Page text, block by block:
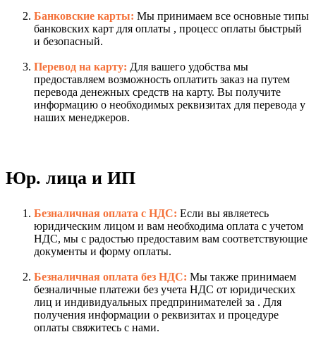
Банковские карты: Мы принимаем все основные типы
банковских карт для оплаты , процесс оплаты быстрый
и безопасный.
Перевод на карту: Для вашего удобства мы
предоставляем возможность оплатить заказ на путем
перевода денежных средств на карту. Вы получите
информацию о необходимых реквизитах для перевода у
наших менеджеров.
Юр. лица и ИП
Безналичная оплата с НДС: Если вы являетесь
юридическим лицом и вам необходима оплата с учетом
НДС, мы с радостью предоставим вам соответствующие
документы и форму оплаты.
Безналичная оплата без НДС: Мы также принимаем
безналичные платежи без учета НДС от юридических
лиц и индивидуальных предпринимателей за . Для
получения информации о реквизитах и процедуре
оплаты свяжитесь с нами.